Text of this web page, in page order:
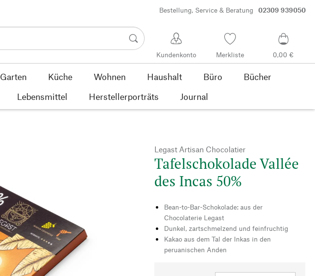
Bestellung, Service & Beratung 02309 939050
Kundenkonto Merkliste 0,00 €
Garten Küche Wohnen Haushalt Büro
Bücher
Lebensmittel Herstellerporträts Journal
Legast Artisan Chocolatier
Tafelschokolade Vallée
des Incas 50%
Bean-to-Bar-Schokolade: aus der
Chocolaterie Legast
Dunkel, zartschmelzend und feinfruchtig
Kakao aus dem Tal der Inkas in den
peruanischen Anden